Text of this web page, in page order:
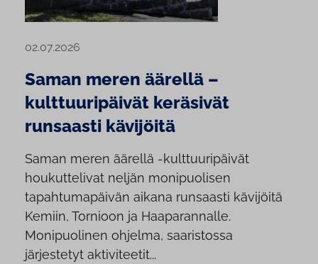
02.07.2026
Saman meren äärellä –
kulttuuripäivät keräsivät
runsaasti kävijöitä
Saman meren äärellä -kulttuuripäivät
houkuttelivat neljän monipuolisen
tapahtumapäivän aikana runsaasti kävijöitä
Kemiin, Tornioon ja Haaparannalle.
Monipuolinen ohjelma, saaristossa
järjestetyt aktiviteetit...